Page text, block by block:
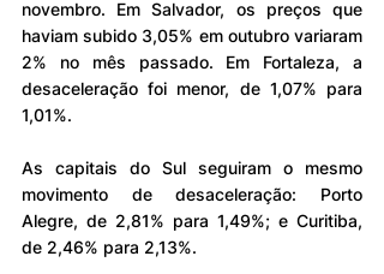
novembro. Em Salvador, os preços que
haviam subido 3,05% em outubro variaram
2% no mês passado. Em Fortaleza, a
desaceleração foi menor, de 1,07% para
1,01%.
As capitais do Sul seguiram o mesmo
movimento de desaceleração: Porto
Alegre, de 2,81% para 1,49%; e Curitiba,
de 2,46% para 2,13%.